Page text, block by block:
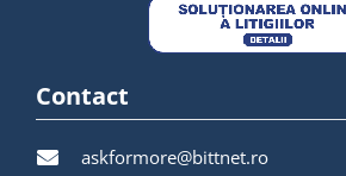
Contact
askformore@bittnet.ro